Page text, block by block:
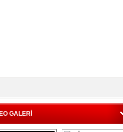
GALERİ